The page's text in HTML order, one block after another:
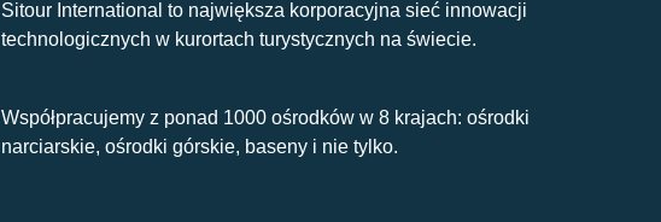
Sitour International to największa korporacyjna sieć innowacji
technologicznych w kurortach turystycznych na świecie.
Współpracujemy z ponad 1000 ośrodków w 8 krajach: ośrodki
narciarskie, ośrodki górskie, baseny i nie tylko.